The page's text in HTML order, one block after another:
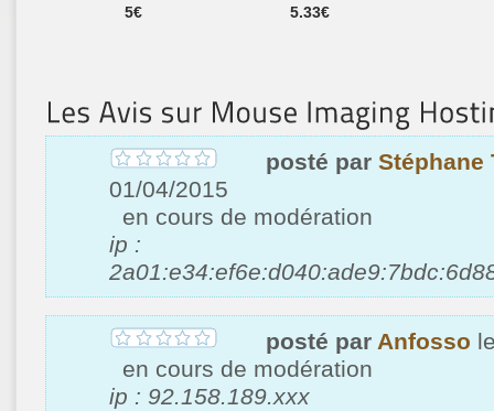
5€
5.33€
posté par Stéphane
01/04/2015
en cours de modération
ip :
posté par Anfosso
en cours de modération
ip : 92.158.189.xxx